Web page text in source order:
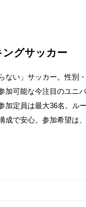
ングサッカー
ない」サッカー。性別
加可能な今注目のユニ
加定員は最大36名。ル
成で安心。参加希望は